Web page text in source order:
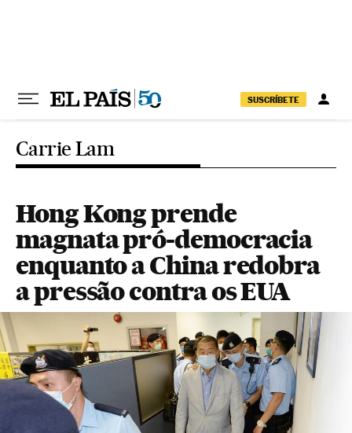
SUSCRÍBETE
Carrie Lam
Hong Kong prende
magnata pró-democracia
enquanto a China redobra
a pressão contra os EUA